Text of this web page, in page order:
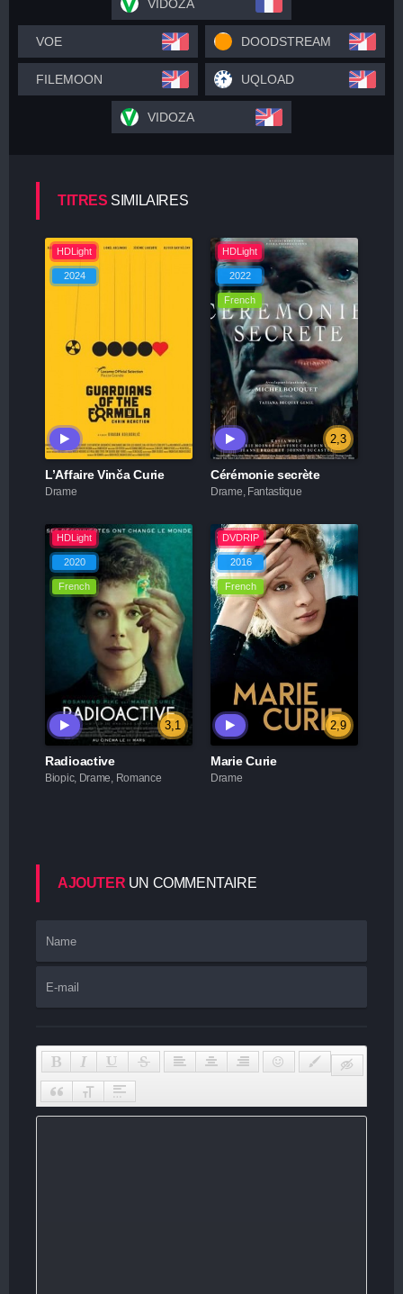
VIDOZA
VOE DOODSTREAM
FILEMOON UQLOAD
VIDOZA
TITRES SIMILAIRES
HDLight
2024
L’Affaire Vinča Curie
Drame
HDLight
2022
French
2,3
Cérémonie secrète
Drame, Fantastique
HDLight
2020
French
3,1
Radioactive
Biopic, Drame, Romance
DVDRIP
2016
French
2,9
Marie Curie
Drame
AJOUTER UN COMMENTAIRE